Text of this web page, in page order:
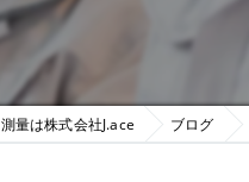
量は株式会社J.ace ブログ